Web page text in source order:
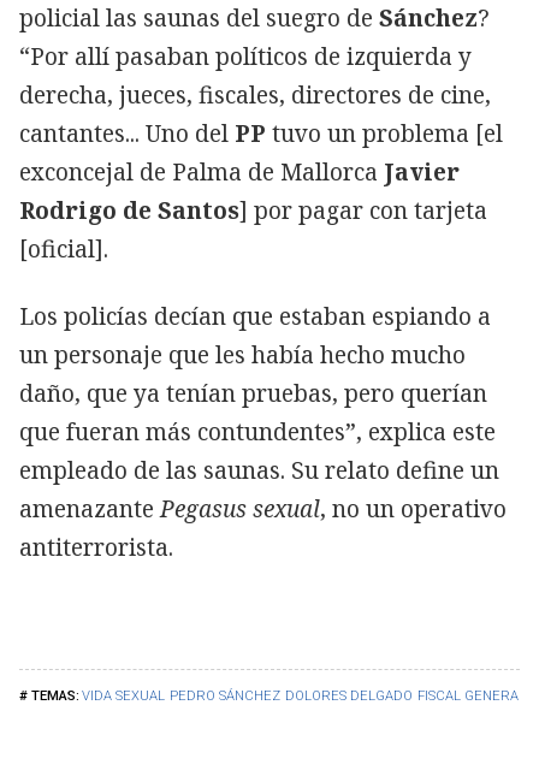
VIDA SEXUAL PEDRO SÁNCHEZ DOLORES DELGADO FISCAL GENERAL
policial las saunas del suegro de Sánchez?
“Por allí pasaban políticos de izquierda y
derecha, jueces, fiscales, directores de cine,
cantantes... Uno del PP tuvo un problema [el
exconcejal de Palma de Mallorca Javier
Rodrigo de Santos] por pagar con tarjeta
[oficial].
Los policías decían que estaban espiando a
un personaje que les había hecho mucho
daño, que ya tenían pruebas, pero querían
que fueran más contundentes”, explica este
empleado de las saunas. Su relato define un
amenazantePegasus sexual, no un operativo
antiterrorista.